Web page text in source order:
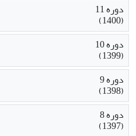
دوره 11
(1400)
دوره 10
(1399)
دوره 9
(1398)
دوره 8
(1397)